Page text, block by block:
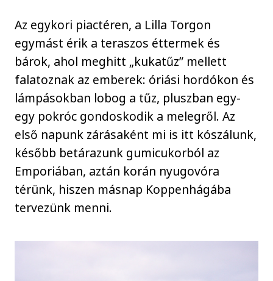
Az egykori piactéren, a Lilla Torgon
egymást érik a teraszos éttermek és
bárok, ahol meghitt „kukatűz” mellett
falatoznak az emberek: óriási hordókon és
lámpásokban lobog a tűz, pluszban egy-
egy pokróc gondoskodik a melegről. Az
első napunk zárásaként mi is itt kószálunk,
később betárazunk gumicukorból az
Emporiában, aztán korán nyugovóra
térünk, hiszen másnap Koppenhágába
tervezünk menni.